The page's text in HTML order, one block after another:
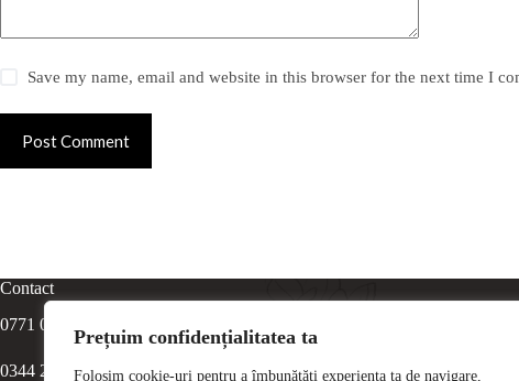
Prețuim confidențialitatea ta
Folosim cookie-uri pentru a îmbunătăți experiența ta de navigare,
Save my name, email and website in this browser for the next time I
Post Comment
Contact
0771 065 065
0344 216 784